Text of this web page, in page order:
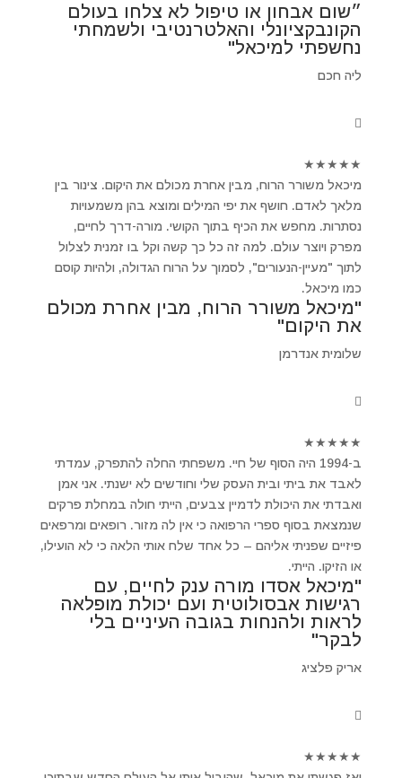
״שום אבחון או טיפול לא צלחו בעולם
הקונבקציונלי והאלטרנטיבי ולשמחתי
נחשפתי למיכאל"
ליה חכם
★
★
★
★
★
מיכאל משורר הרוח, מבין אחרת מכולם את היקום. צינור בין
מלאך לאדם. חושף את יפי המילים ומוצא בהן משמעויות
נסתרות. מחפש את הכיף בתוך הקושי. מורה-דרך לחיים,
מפרק ויוצר עולם. למה זה כל כך קשה וקל בו זמנית לצלול
לתוך "מעיין-הנעורים", לסמוך על הרוח הגדולה, ולהיות קוסם
כמו מיכאל.
"מיכאל משורר הרוח, מבין אחרת מכולם
את היקום"
שלומית אנדרמן
★
★
★
★
★
ב-1994 היה הסוף של חיי. משפחתי החלה להתפרק, עמדתי
לאבד את ביתי ובית העסק שלי וחודשים לא ישנתי. אני אמן
ואבדתי את היכולת לדמיין צבעים, הייתי חולה במחלת פרקים
שנמצאת בסוף ספרי הרפואה כי אין לה מזור. רופאים ומרפאים
פיזיים שפניתי אליהם – כל אחד שלח אותי הלאה כי לא הועילו,
או הזיקו. הייתי.
"מיכאל אסדו מורה ענק לחיים, עם
רגישות אבסולוטית ועם יכולת מופלאה
לראות ולהנחות בגובה העיניים בלי
לבקר"
אריק פלציג
★
★
★
★
★